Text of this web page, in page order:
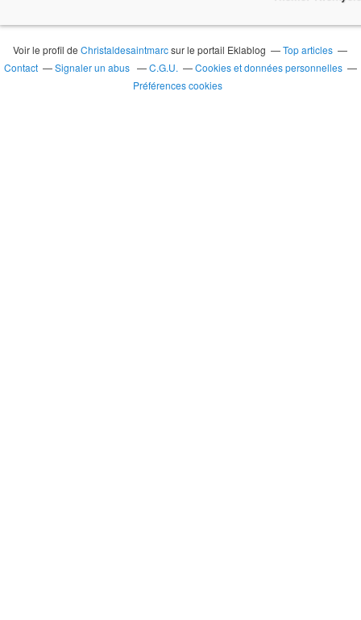
Voir le profil deChristaldesaintmarcsur le portail Eklablog
Top articles
Contact
Signaler un abus C.G.U.
Cookies et données personnelles
Préférences cookies